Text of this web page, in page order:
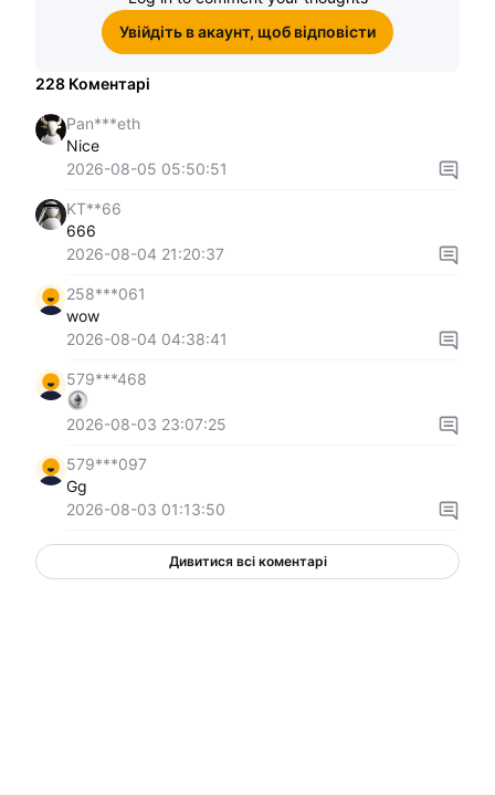
Увійдіть в акаунт, щоб відповісти
228 Коментарі
Pan***eth
Nice
2026-08-05 05:50:51
KT**66
666
2026-08-04 21:20:37
258***061
wow
2026-08-04 04:38:41
579***468
2026-08-03 23:07:25
579***097
Gg
2026-08-03 01:13:50
Дивитися всі коментарі